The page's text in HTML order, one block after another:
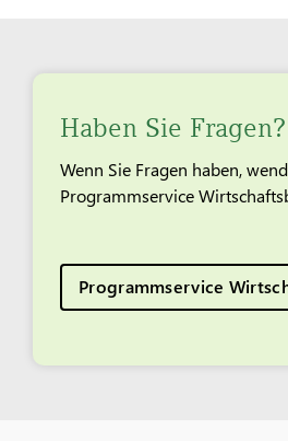
Haben Sie Fragen?
Wenn Sie Fragen haben,
Programmservice
Programmservice